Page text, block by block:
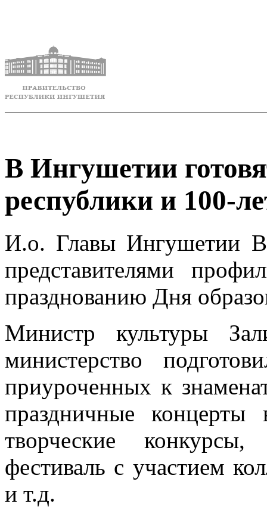
В Ингушетии
республики и 100-
И.о. Главы Ингушетии
представителями
празднованию Дня
Министр культуры
министерство
приуроченных к
праздничные
творческие
фестиваль с участием
и т.д.